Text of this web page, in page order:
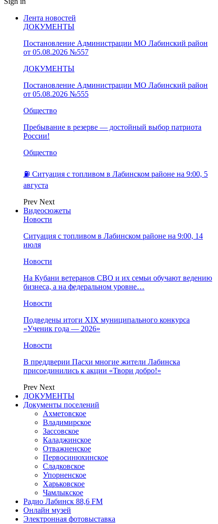
Лента новостей
ДОКУМЕНТЫ
Постановление Администрации МО Лабинский район
от 05.08.2026 №557
ДОКУМЕНТЫ
Постановление Администрации МО Лабинский район
от 05.08.2026 №555
Общество
Пребывание в резерве — достойный выбор патриота
России!
Общество
⛽️ Ситуация с топливом в Лабинском районе на 9:00, 5
августа
Prev Next
Видеосюжеты
Новости
Ситуация с топливом в Лабинском районе на 9:00, 14
июля
Новости
На Кубани ветеранов СВО и их семьи обучают ведению
бизнеса, а на федеральном уровне…
Новости
Подведены итоги XIX муниципального конкурса
«Ученик года — 2026»
Новости
В преддверии Пасхи многие жители Лабинска
присоединились к акции «Твори добро!»
Prev Next
ДОКУМЕНТЫ
Документы поселений
Ахметовское
Владимирское
Зассовское
Каладжинское
Отважненское
Первосинюхинское
Сладковское
Упорненское
Харьковское
Чамлыкское
Радио Лабинск 88,6 FM
Онлайн музей
Электронная фотовыставка